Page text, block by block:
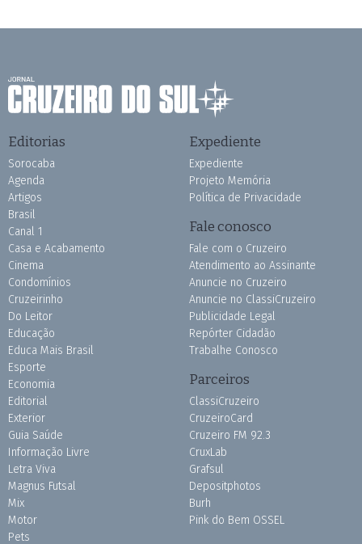
Editorias
Sorocaba
Agenda
Artigos
Brasil
Canal 1
Casa e Acabamento
Cinema
Condomínios
Cruzeirinho
Do Leitor
Educação
Educa Mais Brasil
Esporte
Economia
Editorial
Exterior
Guia Saúde
Informação Livre
Letra Viva
Magnus Futsal
Mix
Motor
Pets
Expediente
Expediente
Projeto Memória
Política de Privacidade
Fale conosco
Fale com o Cruzeiro
Atendimento ao Assinante
Anuncie no Cruzeiro
Anuncie no ClassiCruzeiro
Publicidade Legal
Repórter Cidadão
Trabalhe Conosco
Parceiros
ClassiCruzeiro
CruzeiroCard
Cruzeiro FM 92.3
CruxLab
Grafsul
Depositphotos
Burh
Pink do Bem OSSEL